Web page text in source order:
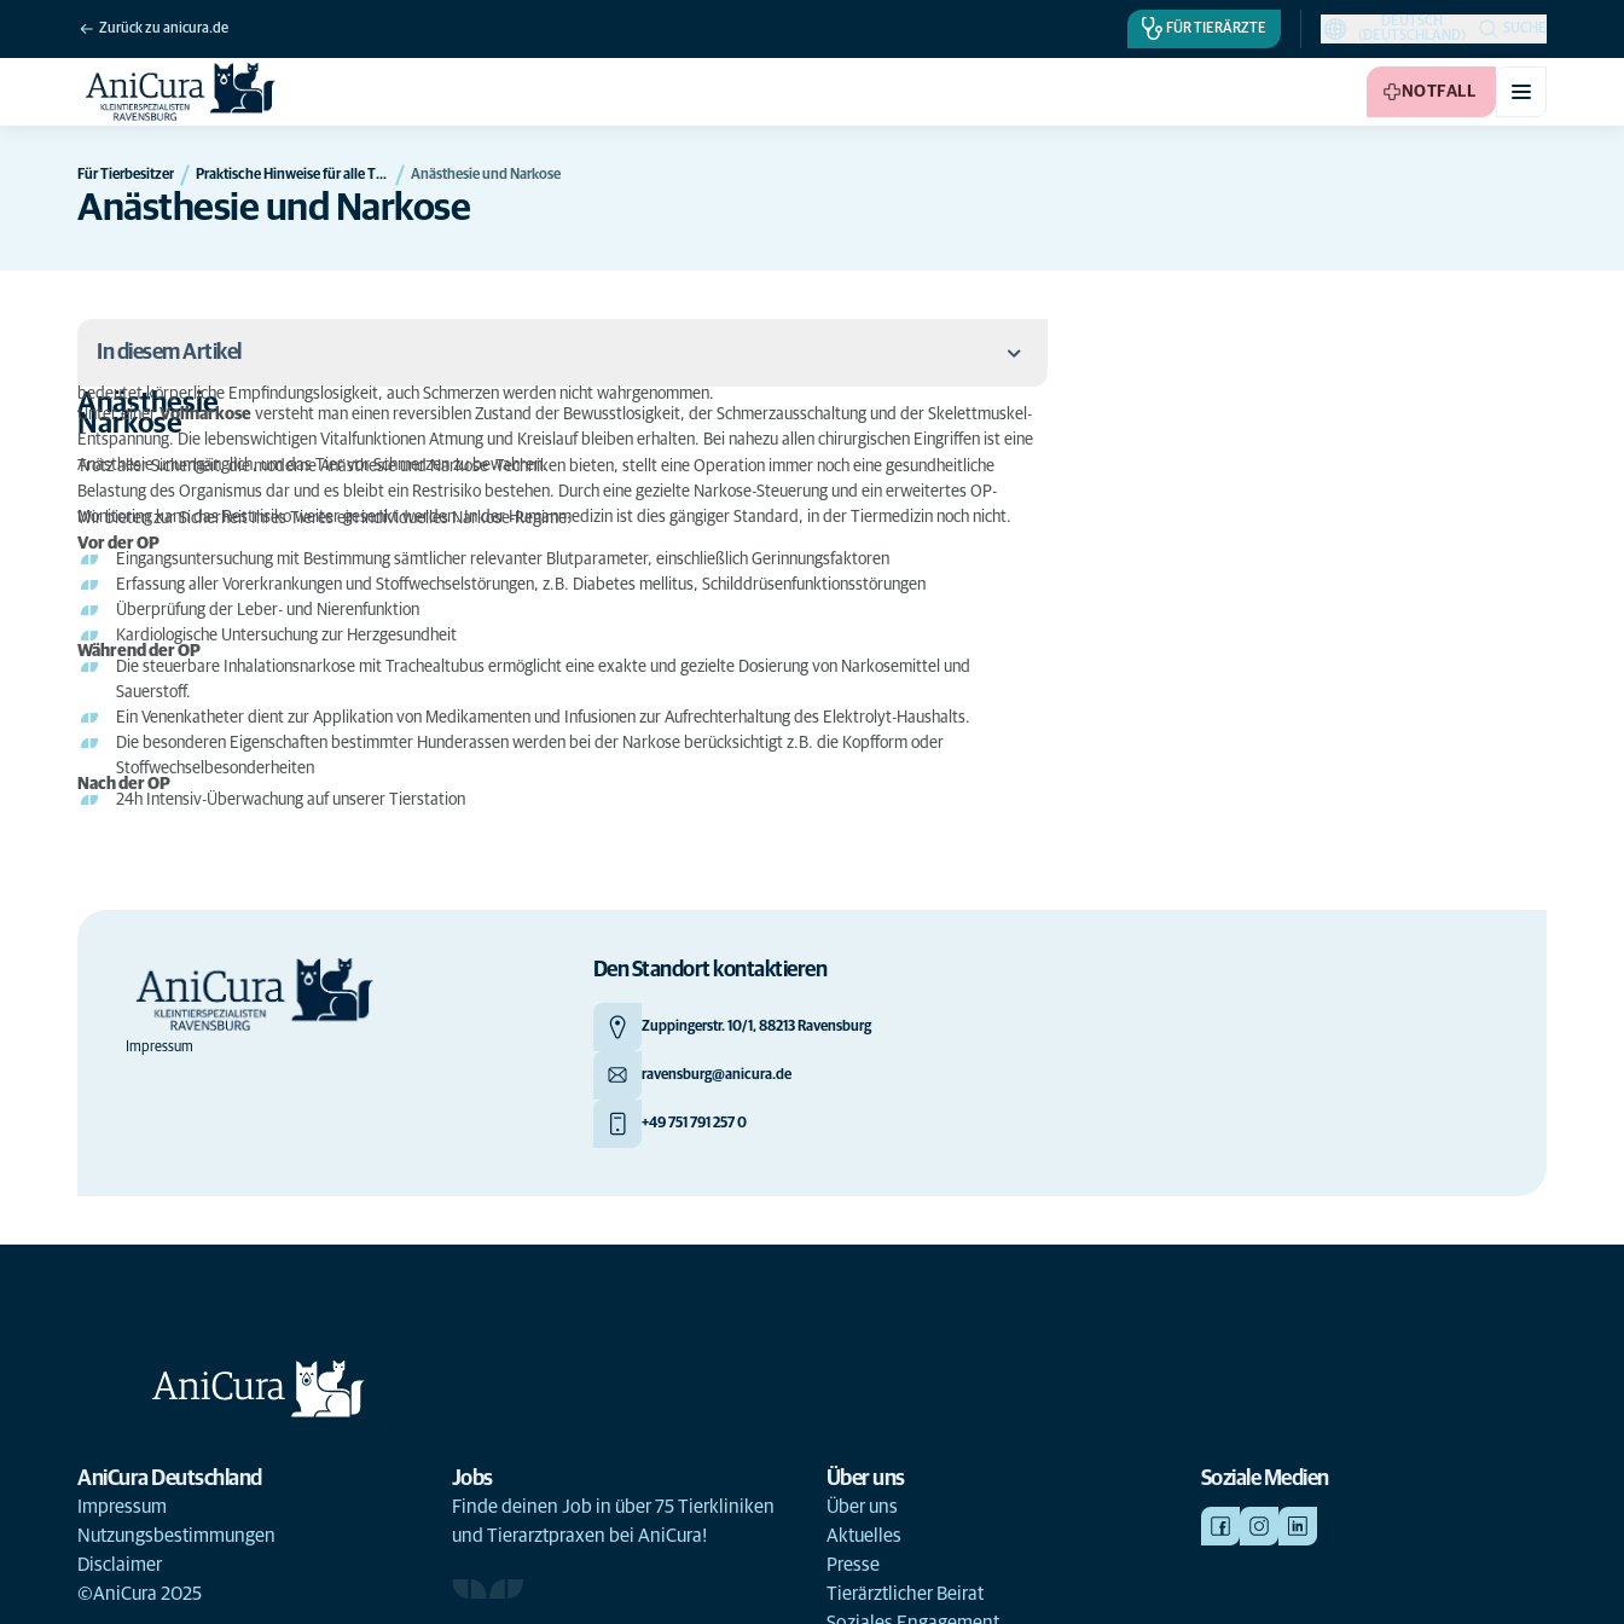
Zurück zu anicura.de FÜR TIERÄRZTE
DEUTSCH
(DEUTSCHLAND)
SUCHE
NOTFALL
Für Tierbesitzer Praktische Hinweise für alle Tierbesitzer Anästhesie und Narkose
Anästhesie und Narkose
In diesem Artikel
Anästhesie
Narkose
Anästhesie
bedeutet körperliche Empfindungslosigkeit, auch Schmerzen werden nicht wahrgenommen.
Narkose
Unter einerVollnarkose versteht man einen reversiblen Zustand der Bewusstlosigkeit, der Schmerzausschaltung und der Skelettmuskel-
Entspannung. Die lebenswichtigen Vitalfunktionen Atmung und Kreislauf bleiben erhalten. Bei nahezu allen chirurgischen Eingriffen ist eine
Anästhesie unumgänglich, um das Tier vor Schmerzen zu bewahren.
Trotz aller Sicherheit, die moderne Anästhesie und Narkose -Techniken bieten, stellt eine Operation immer noch eine gesundheitliche
Belastung des Organismus dar und es bleibt ein Restrisiko bestehen. Durch eine gezielte Narkose-Steuerung und ein erweitertes OP-
Monitoring kann das Restrisiko weiter gesenkt werden. In der Humanmedizin ist dies gängiger Standard, in der Tiermedizin noch nicht.
Wir bieten zur Sicherheit Ihres Tieres ein individuelles Narkose-Regime:
Vor der OP
Eingangsuntersuchung mit Bestimmung sämtlicher relevanter Blutparameter, einschließlich Gerinnungsfaktoren
Erfassung aller Vorerkrankungen und Stoffwechselstörungen, z.B. Diabetes mellitus, Schilddrüsenfunktionsstörungen
Überprüfung der Leber- und Nierenfunktion
Kardiologische Untersuchung zur Herzgesundheit
Während der OP
Die steuerbare Inhalationsnarkose mit Trachealtubus ermöglicht eine exakte und gezielte Dosierung von Narkosemittel und
Sauerstoff.
Ein Venenkatheter dient zur Applikation von Medikamenten und Infusionen zur Aufrechterhaltung des Elektrolyt-Haushalts.
Die besonderen Eigenschaften bestimmter Hunderassen werden bei der Narkose berücksichtigt z.B. die Kopfform oder
Stoffwechselbesonderheiten
Nach der OP
24h Intensiv-Überwachung auf unserer Tierstation
Impressum
Den Standort kontaktieren
Zuppingerstr. 10/1, 88213 Ravensburg
ravensburg@anicura.de
+49 751 791 257 0
AniCura Deutschland
Impressum
Nutzungsbestimmungen
Disclaimer
©AniCura 2025
Jobs
Finde deinen Job in über 75 Tierkliniken
und Tierarztpraxen bei AniCura!
Über uns
Über uns
Aktuelles
Presse
Tierärztlicher Beirat
Soziale Medien